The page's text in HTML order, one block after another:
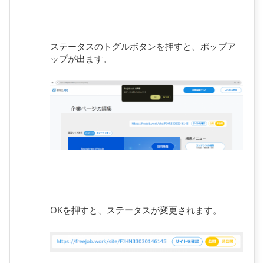
ステータスのトグルボタンを押すと、ポップア
ップが出ます。
OKを押すと、ステータスが変更されます。